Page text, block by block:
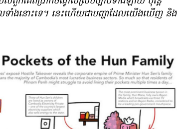
ាំង​នោះ​ទេ។ នេះ​ហើយ​ជា​បញ្ហា​ដែល​យើង​ឃើញ និង​